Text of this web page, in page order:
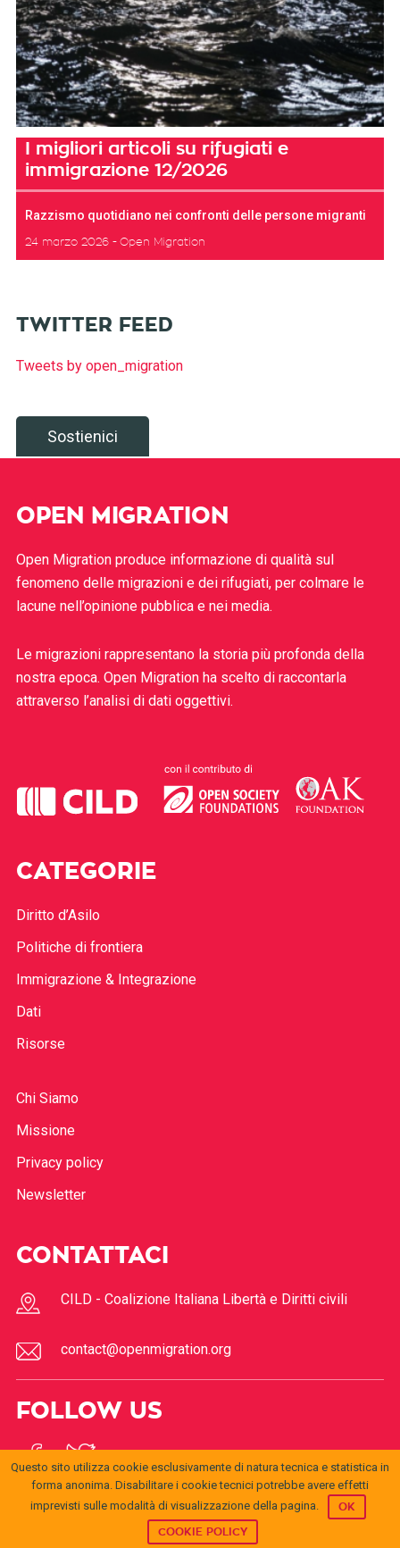
I migliori articoli su rifugiati e
immigrazione 12/2026
Razzismo quotidiano nei confronti delle persone migranti
24 marzo 2026 Open Migration
TWITTER FEED
Tweets by open_migration
Sostienici
OPEN MIGRATION
Open Migration produce informazione di qualità sul
fenomeno delle migrazioni e dei rifugiati, per colmare le
lacune nell’opinione pubblica e nei media.
Le migrazioni rappresentano la storia più profonda della
nostra epoca. Open Migration ha scelto di raccontarla
attraverso l’analisi di dati oggettivi.
CATEGORIE
Diritto d’Asilo
Politiche di frontiera
Immigrazione & Integrazione
Dati
Risorse
Chi Siamo
Missione
Privacy policy
Newsletter
CONTATTACI
CILD - Coalizione Italiana Libertà e Diritti civili
contact@openmigration.org
FOLLOW US
Questo sito utilizza cookie esclusivamente di natura tecnica e statistica in
forma anonima. Disabilitare i cookie tecnici potrebbe avere effetti
imprevisti sulle modalità di visualizzazione della pagina.
OK
COOKIE POLICY